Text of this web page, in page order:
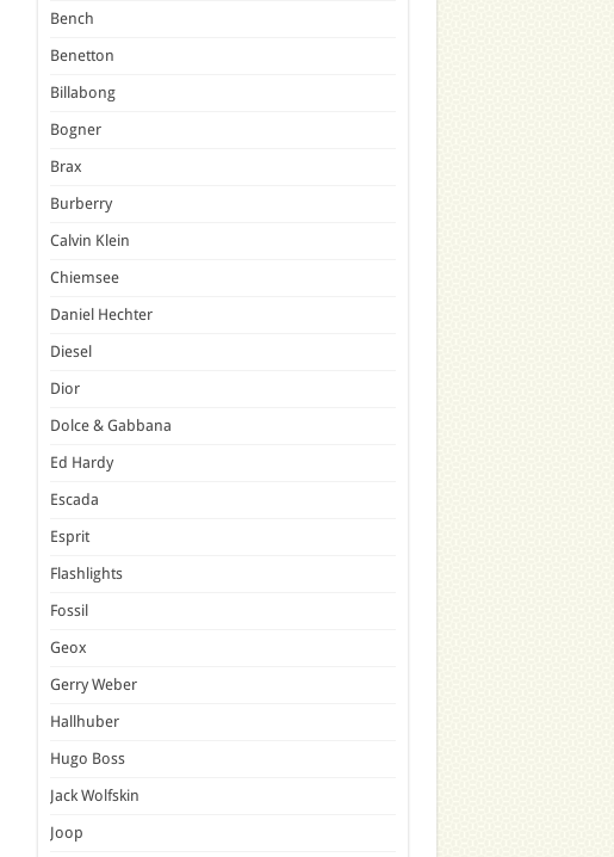
Bench
Benetton
Billabong
Bogner
Brax
Burberry
Calvin Klein
Chiemsee
Daniel Hechter
Diesel
Dior
Dolce & Gabbana
Ed Hardy
Escada
Esprit
Flashlights
Fossil
Geox
Gerry Weber
Hallhuber
Hugo Boss
Jack Wolfskin
Joop